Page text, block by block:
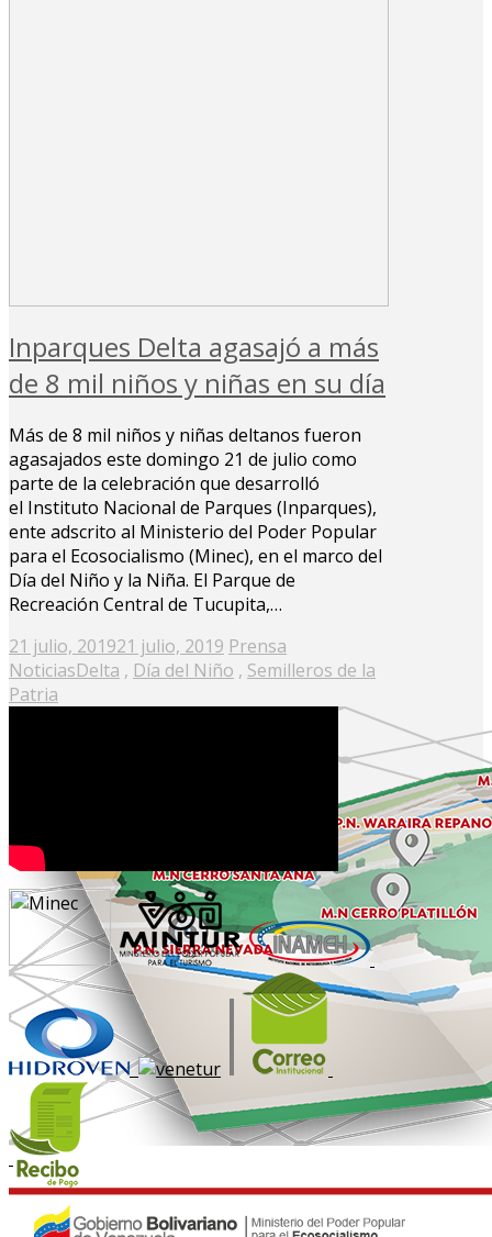
Inparques Delta agasajó a más
de 8 mil niños y niñas en su día
Más de 8 mil niños y niñas deltanos fueron
agasajados este domingo 21 de julio como
parte de la celebración que desarrolló
el Instituto Nacional de Parques (Inparques),
ente adscrito al Ministerio del Poder Popular
para el Ecosocialismo (Minec), en el marco del
Día del Niño y la Niña. El Parque de
Recreación Central de Tucupita,…
Posted
on
21 julio, 201921 julio, 2019 Prensa
NoticiasDelta , Día del Niño , Semilleros de la
Patria